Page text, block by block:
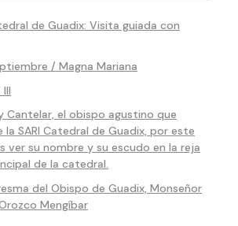
de Guadix: Visita guiada con
/ Magna Mariana
Cantelar, el obispo agustino que
la SARI Catedral de Guadix, por este
su nombre y su escudo en la reja
de la catedral.
del Obispo de Guadix, Monseñor
Mengíbar